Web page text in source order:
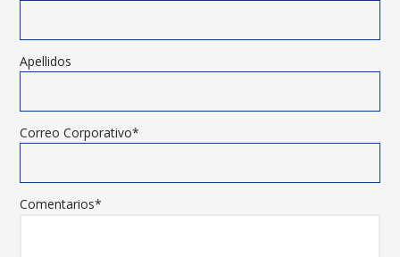
Apellidos
Correo Corporativo*
Comentarios*